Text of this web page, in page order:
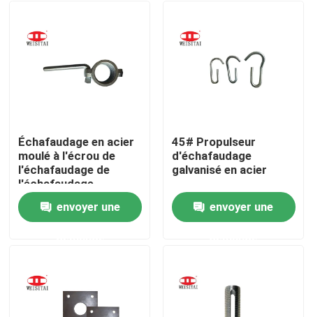
Maison
Produits
Visite d'usine
Échafaudage en acier
moulé à l'écrou de
l'échafaudage de
l'échafaudage
envoyer une
45# Propulseur
d'échafaudage
galvanisé en acier
envoyer une